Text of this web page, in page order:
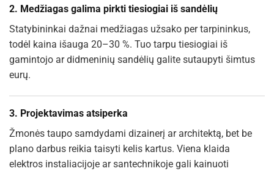
2. Medžiagas galima pirkti tiesiogiai iš sandėlių
Statybininkai dažnai medžiagas užsako per tarpininkus,
todėl kaina išauga 20–30 %. Tuo tarpu tiesiogiai iš
gamintojo ar didmeninių sandėlių galite sutaupyti šimtus
eurų.
3. Projektavimas atsiperka
Žmonės taupo samdydami dizainerį ar architektą, bet be
plano darbus reikia taisyti kelis kartus. Viena klaida
elektros instaliacijoje ar santechnikoje gali kainuoti